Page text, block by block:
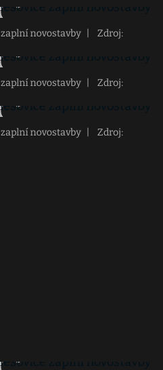
novostavby
Zdroj:
novostavby
Zdroj:
novostavby
Zdroj: